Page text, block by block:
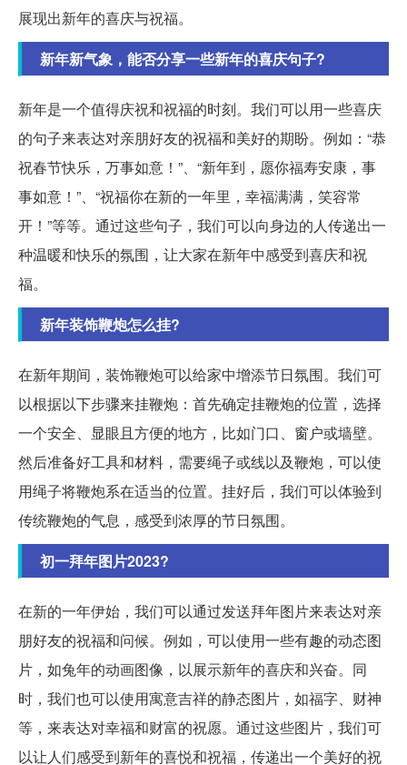
展现出新年的喜庆与祝福。
新年新气象，能否分享一些新年的喜庆句子?
新年是一个值得庆祝和祝福的时刻。我们可以用一些喜庆
的句子来表达对亲朋好友的祝福和美好的期盼。例如：“恭
祝春节快乐，万事如意！”、“新年到，愿你福寿安康，事
事如意！”、“祝福你在新的一年里，幸福满满，笑容常
开！”等等。通过这些句子，我们可以向身边的人传递出一
种温暖和快乐的氛围，让大家在新年中感受到喜庆和祝
福。
新年装饰鞭炮怎么挂?
在新年期间，装饰鞭炮可以给家中增添节日氛围。我们可
以根据以下步骤来挂鞭炮：首先确定挂鞭炮的位置，选择
一个安全、显眼且方便的地方，比如门口、窗户或墙壁。
然后准备好工具和材料，需要绳子或线以及鞭炮，可以使
用绳子将鞭炮系在适当的位置。挂好后，我们可以体验到
传统鞭炮的气息，感受到浓厚的节日氛围。
初一拜年图片2023?
在新的一年伊始，我们可以通过发送拜年图片来表达对亲
朋好友的祝福和问候。例如，可以使用一些有趣的动态图
片，如兔年的动画图像，以展示新年的喜庆和兴奋。同
时，我们也可以使用寓意吉祥的静态图片，如福字、财神
等，来表达对幸福和财富的祝愿。通过这些图片，我们可
以让人们感受到新年的喜悦和祝福，传递出一个美好的祝